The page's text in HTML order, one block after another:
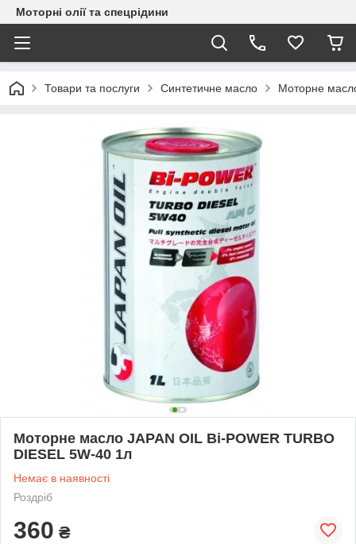
Моторні олії та спецрідини
Товари та послуги Синтетичне масло Моторне
Моторне масло JAPAN OIL Bi-POWER TURBO
DIESEL 5W-40 1л
Немає в наявності
Роздріб
360 ₴